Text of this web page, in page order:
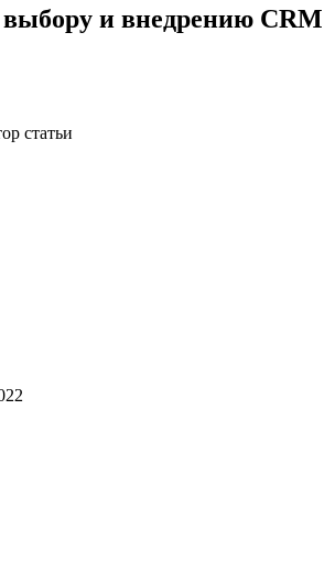
и внедрению CRM
статьи